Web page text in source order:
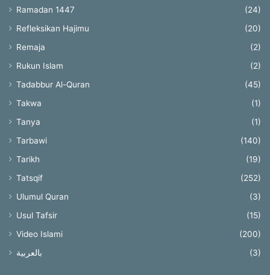
Ramadan 1447
(24)
Refleksikan Hajimu
(20)
Remaja
(2)
Rukun Islam
(2)
Tadabbur Al-Quran
(45)
Takwa
(1)
Tanya
(1)
Tarbawi
(140)
Tarikh
(19)
Tatsqif
(252)
Ulumul Quran
(3)
Usul Tafsir
(15)
Video Islami
(200)
بالعربية
(3)